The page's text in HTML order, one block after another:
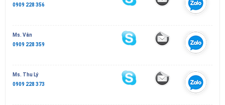
0909 228 356
Ms. Vân
0909 228 359
Ms. Thu Lý
0909 228 373